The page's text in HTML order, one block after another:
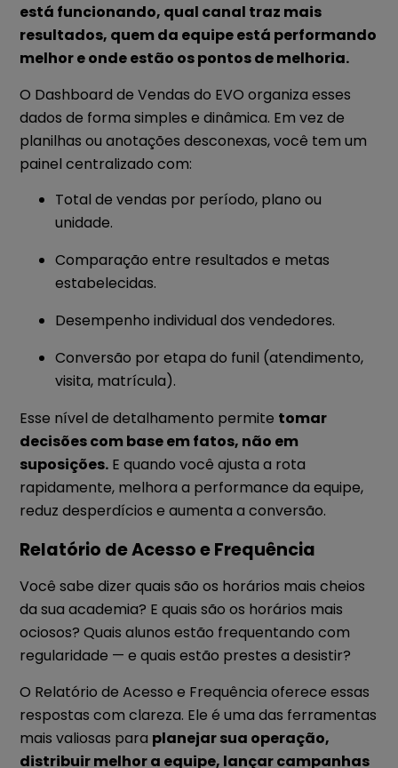
está funcionando, qual canal traz mais
resultados, quem da equipe está performando
melhor e onde estão os pontos de melhoria.
O Dashboard de Vendas do EVO organiza esses
dados de forma simples e dinâmica. Em vez de
planilhas ou anotações desconexas, você tem um
painel centralizado com:
Total de vendas por período, plano ou
unidade.
Comparação entre resultados e metas
estabelecidas.
Desempenho individual dos vendedores.
Conversão por etapa do funil (atendimento,
visita, matrícula).
Esse nível de detalhamento permite tomar
decisões com base em fatos, não em
suposições. E quando você ajusta a rota
rapidamente, melhora a performance da equipe,
reduz desperdícios e aumenta a conversão.
Relatório de Acesso e Frequência
Você sabe dizer quais são os horários mais cheios
da sua academia? E quais são os horários mais
ociosos? Quais alunos estão frequentando com
regularidade — e quais estão prestes a desistir?
O Relatório de Acesso e Frequência oferece essas
respostas com clareza. Ele é uma das ferramentas
mais valiosas para planejar sua operação,
distribuir melhor a equipe, lançar campanhas